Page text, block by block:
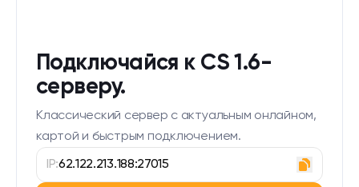
Подключайся к CS 1.6-
серверу.
Классический сервер с актуальным онлайном,
картой и быстрым подключением.
IP:62.122.213.188:27015